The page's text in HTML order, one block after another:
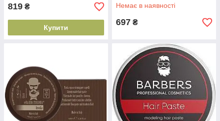
819 ₴
Купити
Немає в наявності
697 ₴